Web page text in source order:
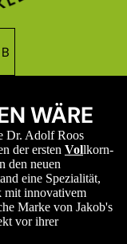
WÄRE
Dr. Adolf Roos
der ersten Vollkorn-
den neuen
eine Spezialität,
mit innovativem
Marke von Jakob's
vor ihrer